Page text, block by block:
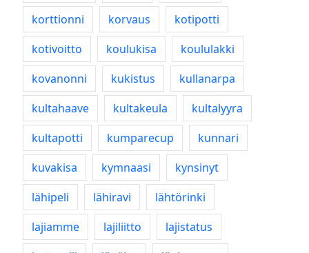
korttionni
korvaus
kotipotti
kotivoitto
koulukisa
koululakki
kovanonni
kukistus
kullanarpa
kultahaave
kultakeula
kultalyyra
kultapotti
kumparecup
kunnari
kuvakisa
kymnaasi
kynsinyt
lähipeli
lähiravi
lähtörinki
lajiamme
lajiliitto
lajistatus